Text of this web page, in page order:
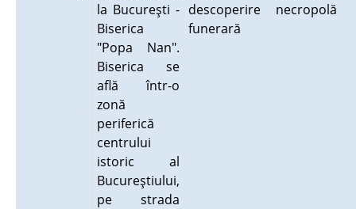
la Bucureşti -
Biserica
"Popa Nan".
Biserica se
află într-o
zonă
periferică
centrului
istoric al
Bucureştiului,
pe strada
descoperire
funerară
necropolă